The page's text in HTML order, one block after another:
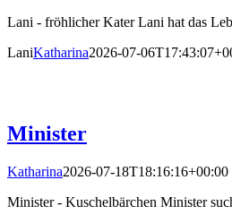
Lani - fröhlicher Kater Lani hat das
LaniKatharina2026-07-
Minister
Katharina2026-07-18T18:16:16+00:00
Minister - Kuschelbärchen Minister